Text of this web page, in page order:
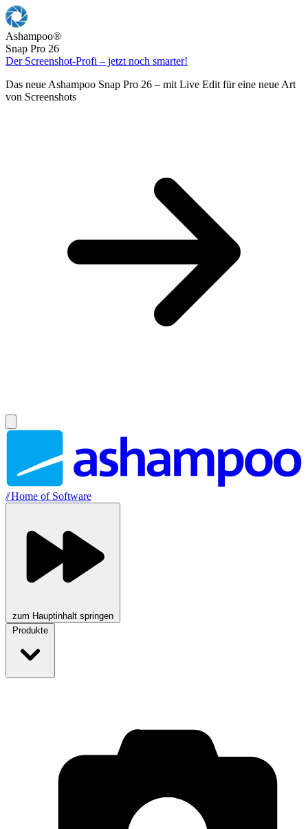
Ashampoo®
Snap Pro 26
Der Screenshot-Profi – jetzt noch smarter!
Das neue Ashampoo Snap Pro 26 – mit Live Edit für eine neue Art
von Screenshots
//Home of Software
zum Hauptinhalt springen
Produkte